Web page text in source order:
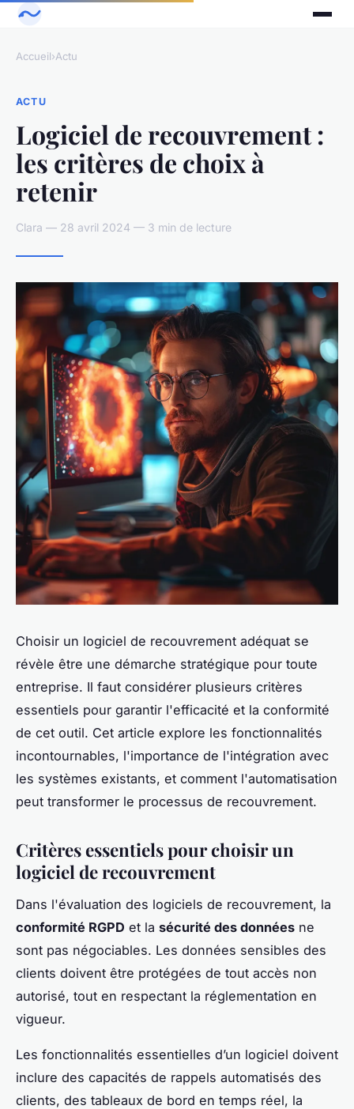
Accueil›Actu
ACTU
Logiciel de recouvrement :
les critères de choix à
retenir
Clara — 28 avril 2024 — 3 min de lecture
Choisir un logiciel de recouvrement adéquat se
révèle être une démarche stratégique pour toute
entreprise. Il faut considérer plusieurs critères
essentiels pour garantir l'efficacité et la conformité
de cet outil. Cet article explore les fonctionnalités
incontournables, l'importance de l'intégration avec
les systèmes existants, et comment l'automatisation
peut transformer le processus de recouvrement.
Critères essentiels pour choisir un
logiciel de recouvrement
Dans l'évaluation des logiciels de recouvrement, la
conformité RGPD et la sécurité des données ne
sont pas négociables. Les données sensibles des
clients doivent être protégées de tout accès non
autorisé, tout en respectant la réglementation en
vigueur.
Les fonctionnalités essentielles d’un logiciel doivent
inclure des capacités de rappels automatisés des
clients, des tableaux de bord en temps réel, la